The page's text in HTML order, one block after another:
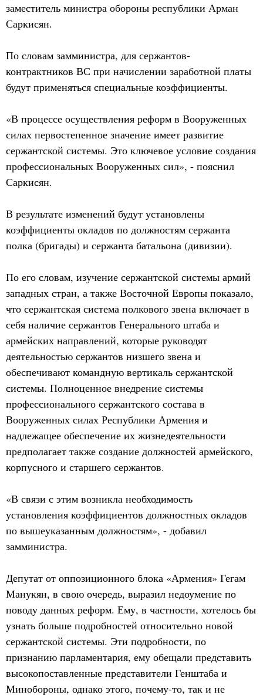
заместитель министра обороны республики Арман
Саркисян.
По словам замминистра, для сержантов-
контрактников ВС при начислении заработной платы
будут применяться специальные коэффициенты.
«В процессе осуществления реформ в Вооруженных
силах первостепенное значение имеет развитие
сержантской системы. Это ключевое условие создания
профессиональных Вооруженных сил», - пояснил
Саркисян.
В результате изменений будут установлены
коэффициенты окладов по должностям сержанта
полка (бригады) и сержанта батальона (дивизии).
По его словам, изучение сержантской системы армий
западных стран, а также Восточной Европы показало,
что сержантская система полкового звена включает в
себя наличие сержантов Генерального штаба и
армейских направлений, которые руководят
деятельностью сержантов низшего звена и
обеспечивают командную вертикаль сержантской
системы. Полноценное внедрение системы
профессионального сержантского состава в
Вооруженных силах Республики Армения и
надлежащее обеспечение их жизнедеятельности
предполагает также создание должностей армейского,
корпусного и старшего сержантов.
«В связи с этим возникла необходимость
установления коэффициентов должностных окладов
по вышеуказанным должностям», - добавил
замминистра.
Депутат от оппозиционного блока «Армения» Гегам
Манукян, в свою очередь, выразил недоумение по
поводу данных реформ. Ему, в частности, хотелось бы
узнать больше подробностей относительно новой
сержантской системы. Эти подробности, по
признанию парламентария, ему обещали представить
высокопоставленные представители Генштаба и
Минобороны, однако этого, почему-то, так и не